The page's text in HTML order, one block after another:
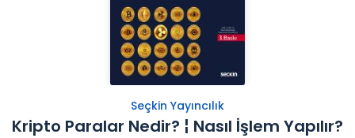
Seçkin Yayıncılık
Kripto Paralar Nedir? ¦ Nasıl İşlem Yapılır?